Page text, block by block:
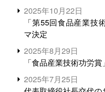
2025年10月22日
「第55回食品産業技
マ決定
2025年8月29日
「食品産業技術功労
2025年7月25日